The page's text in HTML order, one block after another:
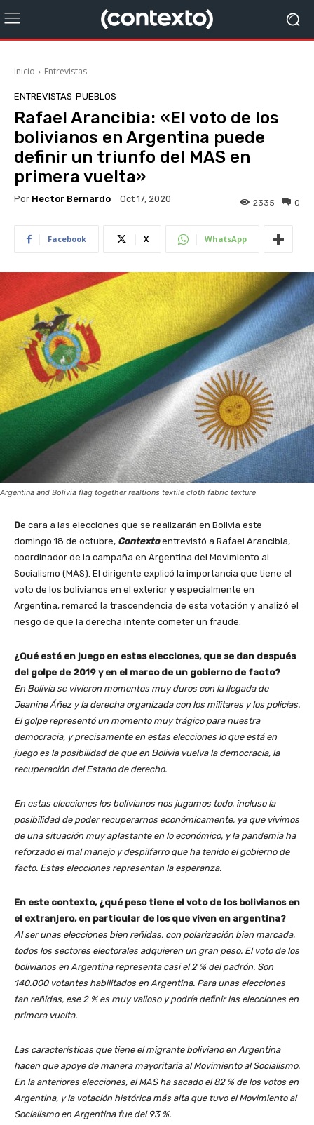
Inicio Entrevistas
ENTREVISTAS PUEBLOS
Rafael Arancibia: «El voto de los
bolivianos en Argentina puede
definir un triunfo del MAS en
primera vuelta»
Por Hector Bernardo Oct 17, 2020 0
2335
Facebook X WhatsApp
Argentina and Bolivia flag together realtions textile cloth fabric texture
De cara a las elecciones que se realizarán en Bolivia este
domingo 18 de octubre, Contextoentrevistó a Rafael Arancibia,
coordinador de la campaña en Argentina del Movimiento al
Socialismo (MAS). El dirigente explicó la importancia que tiene el
voto de los bolivianos en el exterior y especialmente en
Argentina, remarcó la trascendencia de esta votación y analizó el
riesgo de que la derecha intente cometer un fraude.
¿Qué está en juego en estas elecciones, que se dan después
del golpe de 2019 y en el marco de un gobierno de facto?
En Bolivia se vivieron momentos muy duros con la llegada de
Jeanine Áñez y la derecha organizada con los militares y los policías.
El golpe representó un momento muy trágico para nuestra
democracia, y precisamente en estas elecciones lo que está en
juego es la posibilidad de que en Bolivia vuelva la democracia, la
recuperación del Estado de derecho.
En estas elecciones los bolivianos nos jugamos todo, incluso la
posibilidad de poder recuperarnos económicamente, ya que vivimos
de una situación muy aplastante en lo económico, y la pandemia ha
reforzado el mal manejo y despilfarro que ha tenido el gobierno de
facto. Estas elecciones representan la esperanza.
En este contexto, ¿qué peso tiene el voto de los bolivianos en
el extranjero, en particular de los que viven en argentina?
Al ser unas elecciones bien reñidas, con polarización bien marcada,
todos los sectores electorales adquieren un gran peso. El voto de los
bolivianos en Argentina representa casi el 2 % del padrón. Son
140.000 votantes habilitados en Argentina. Para unas elecciones
tan reñidas, ese 2 % es muy valioso y podría definir las elecciones en
primera vuelta.
Las características que tiene el migrante boliviano en Argentina
hacen que apoye de manera mayoritaria al Movimiento al Socialismo.
En la anteriores elecciones, el MAS ha sacado el 82 % de los votos en
Argentina, y la votación histórica más alta que tuvo el Movimiento al
Socialismo en Argentina fue del 93 %.